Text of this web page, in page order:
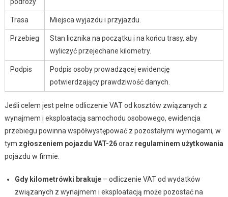
Trasa Miejsca wyjazdu i przyjazdu.
Przebieg
Stan licznika na początku i na końcu trasy, aby
wyliczyć przejechane kilometry.
Podpis
Podpis osoby prowadzącej ewidencję
potwierdzający prawdziwość danych.
Jeśli celem jest pełne odliczenie VAT od kosztów związanych z
wynajmem i eksploatacją samochodu osobowego, ewidencja
przebiegu powinna współwystępować z pozostałymi wymogami, w
tym zgłoszeniem pojazdu VAT-26oraz regulaminem użytkowania
pojazdu w firmie.
Gdy kilometrówki brakuje– odliczenie VAT od wydatków
związanych z wynajmem i eksploatacją może pozostać na